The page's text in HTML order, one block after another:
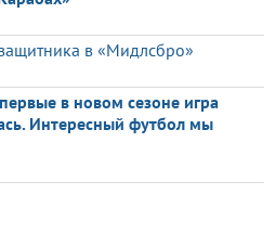
в «Мидлсбро»
в новом сезоне игра
Интересный футбол мы